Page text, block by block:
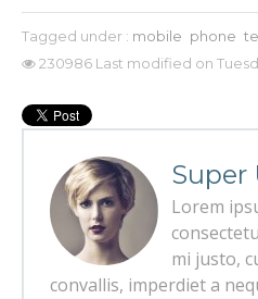
Tagged under : mobile phone
230986 Last modified on
Super
Lorem
mi justo,
convallis, imperdiet a